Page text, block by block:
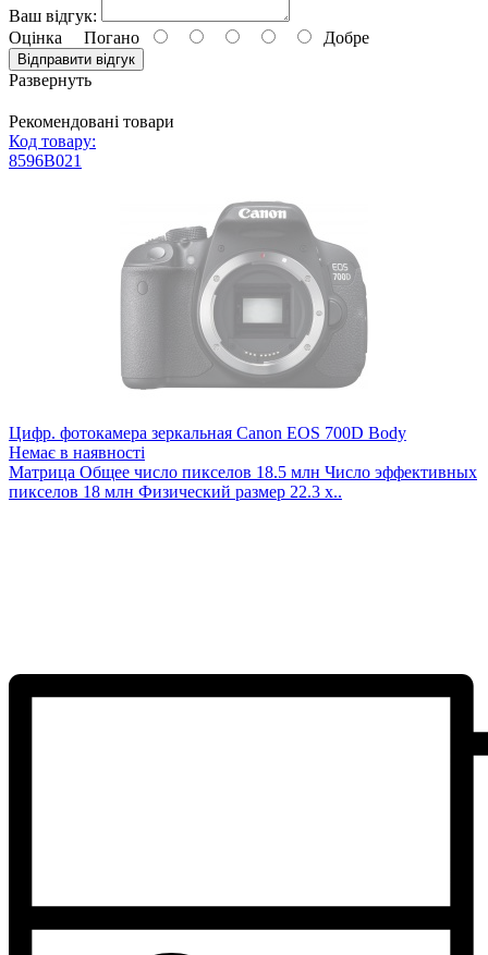
DL-UAV-002
Подходит к моделям:
DJI Mavic Pro, DJI Mavic Pro Platinum, DJI Mavic Pro (White)
Ваш відгук:
Оцінка Погано Добре
Відправити відгук
Развернуть
Рекомендовані товари
Код товару:
8596B021
Цифр. фотокамера зеркальная Canon EOS 700D Body
Немає в наявності
Матрица Общее число пикселов 18.5 млн Число эффективных
пикселов 18 млн Физический размер 22.3 х..